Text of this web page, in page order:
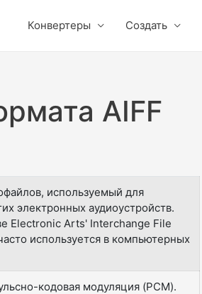
Конвертеры Создать
AIFF
используемый для
электронных аудиоустройств.
Electronic Arts' Interchange File
используется в компьютерных
кодовая модуляция (PCM).